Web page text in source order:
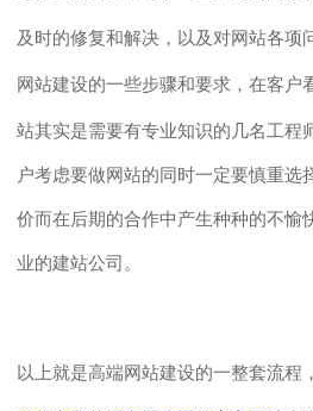
及时的修复和解决，以及对网站各项
网站建设的一些步骤和要求， 在客户
站其实是需要有专业知识的几名工程
户考虑要做网站的同时一定要慎重选
价而在后期的合作中产生种种的不愉
业的建站公司。
以上就是高端网站建设的一整套流程